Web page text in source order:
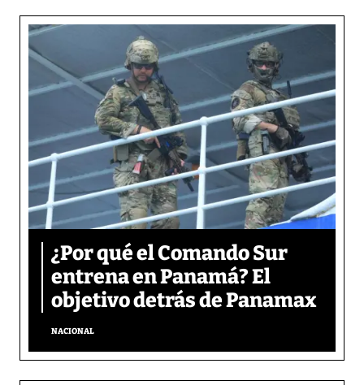
¿Por qué el Comando Sur
entrena en Panamá? El
objetivo detrás de Panamax
NACIONAL